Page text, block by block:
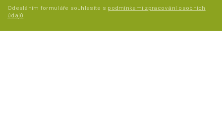
Odesláním formuláře souhlasíte s podmínkami zpracování osobních
údajů